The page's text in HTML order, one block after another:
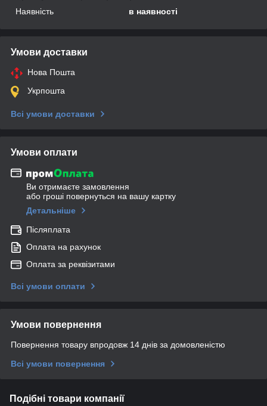
Наявність
в наявності
Умови доставки
Нова Пошта
Укрпошта
Всі умови доставки
Умови оплати
Ви отримаєте замовлення
або гроші повернуться на вашу картку
Детальніше
Післяплата
Оплата на рахунок
Оплата за реквізитами
Всі умови оплати
Умови повернення
Повернення товару впродовж 14 днів за домовленістю
Всі умови повернення
Подібні товари компанії